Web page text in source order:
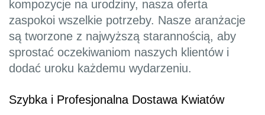
kompozycje na urodziny, nasza oferta
zaspokoi wszelkie potrzeby. Nasze aranżacje
są tworzone z najwyższą starannością, aby
sprostać oczekiwaniom naszych klientów i
dodać uroku każdemu wydarzeniu.
Szybka i Profesjonalna Dostawa Kwiatów